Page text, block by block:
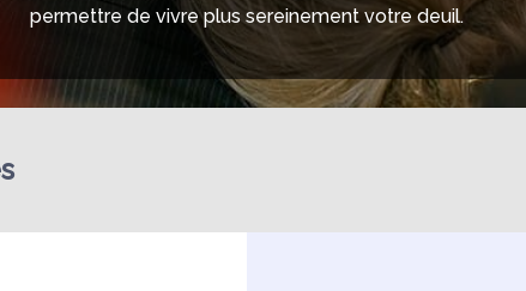
permettre de vivre plus sereinement votre deuil.